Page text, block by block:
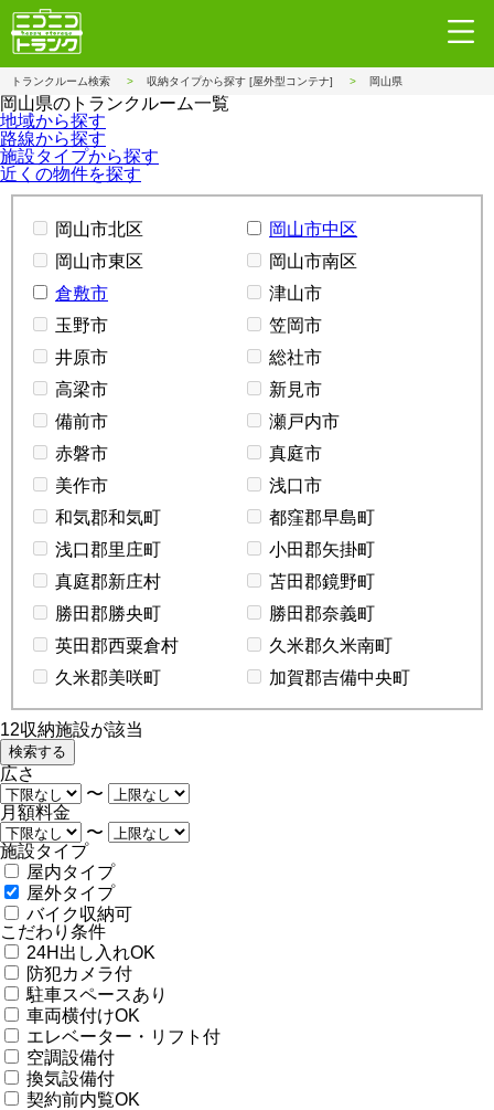
トランクルーム検索 収納タイプから探す [屋外型コンテナ] 岡山県
岡山県のトランクルーム一覧
地域から探す
路線から探す
施設タイプから探す
近くの物件を探す
岡山市北区
岡山市中区
岡山市東区
岡山市南区
倉敷市
津山市
玉野市
笠岡市
井原市
総社市
高梁市
新見市
備前市
瀬戸内市
赤磐市
真庭市
美作市
浅口市
和気郡和気町
都窪郡早島町
浅口郡里庄町
小田郡矢掛町
真庭郡新庄村
苫田郡鏡野町
勝田郡勝央町
勝田郡奈義町
英田郡西粟倉村
久米郡久米南町
久米郡美咲町
加賀郡吉備中央町
12収納施設が該当
広さ
〜
月額料金
〜
施設タイプ
屋内タイプ
屋外タイプ
バイク収納可
こだわり条件
24H出し入れOK
防犯カメラ付
駐車スペースあり
車両横付けOK
エレベーター・リフト付
空調設備付
換気設備付
契約前内覧OK